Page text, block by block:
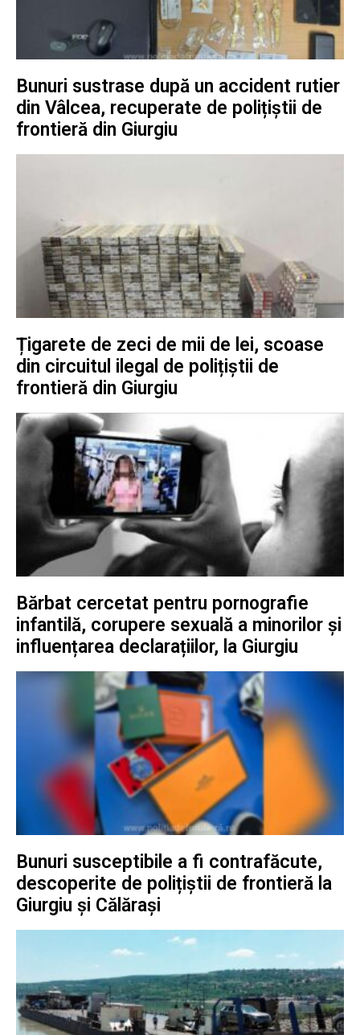
Bunuri sustrase după un accident rutier
din Vâlcea, recuperate de polițiștii de
frontieră din Giurgiu
Țigarete de zeci de mii de lei, scoase
din circuitul ilegal de polițiștii de
frontieră din Giurgiu
Bărbat cercetat pentru pornografie
infantilă, corupere sexuală a minorilor și
influențarea declarațiilor, la Giurgiu
Bunuri susceptibile a fi contrafăcute,
descoperite de polițiștii de frontieră la
Giurgiu și Călărași